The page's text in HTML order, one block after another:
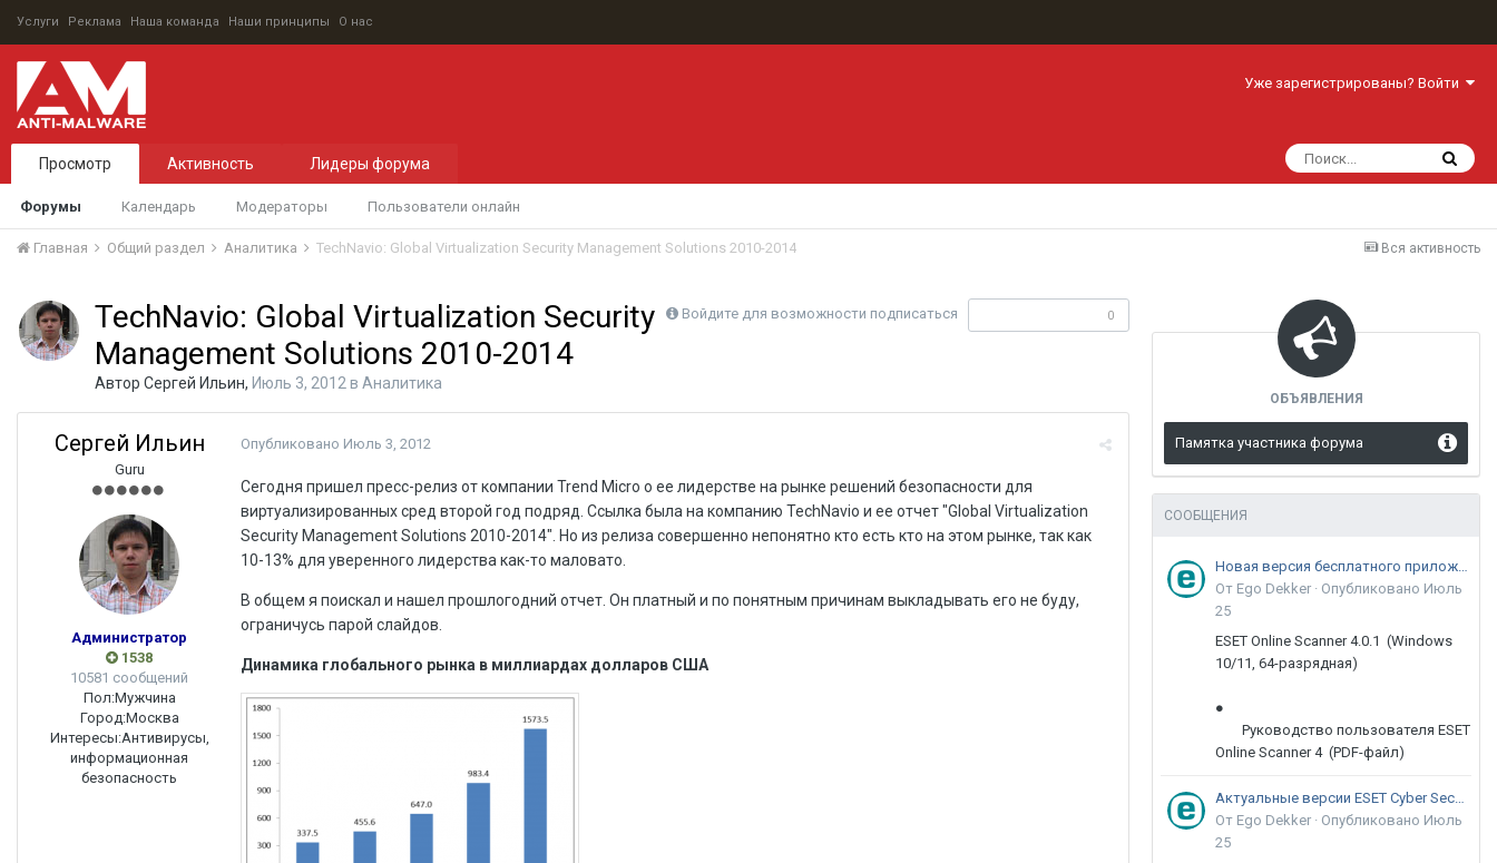
Услуги Реклама Наша команда Наши принципы О нас
Уже зарегистрированы? Войти
Просмотр
Форумы Календарь Модераторы Пользователи онлайн
Активность Лидеры форума
Вся активность
Главная Общий раздел Аналитика TechNavio: Global Virtualization Security Management Solutions 2010-2014
Войдите для возможности подписаться 0
TechNavio: Global Virtualization Security
Management Solutions 2010-2014
Автор Сергей Ильин, Июль 3, 2012 в Аналитика
Сергей Ильин
Guru
Администратор
1538
10581 сообщений
Пол:Мужчина
Город:Москва
Интересы:Антивирусы,
информационная
безопасность
Опубликовано Июль 3, 2012
Сегодня пришел пресс-релиз от компании Trend Micro о ее лидерстве на рынке решений безопасности для
виртуализированных сред второй год подряд. Ссылка была на компанию TechNavio и ее отчет "Global Virtualization
Security Management Solutions 2010-2014". Но из релиза совершенно непонятно кто есть кто на этом рынке, так как
10-13% для уверенного лидерства как-то маловато.
В общем я поискал и нашел прошлогодний отчет. Он платный и по понятным причинам выкладывать его не буду,
ограничусь парой слайдов.
Динамика глобального рынка в миллиардах долларов США
ОБЪЯВЛЕНИЯ
Памятка участника форума
СООБЩЕНИЯ
Новая версия бесплатного приложения ESET Online Scanner доступна пользователям
От Ego Dekker · Опубликовано Июль
25
ESET Online Scanner 4.0.1 (Windows
10/11, 64-разрядная)
●
Руководство пользователя ESET
Online Scanner 4 (PDF-файл)
Актуальные версии ESET Cyber Security 9
От Ego Dekker · Опубликовано Июль
25